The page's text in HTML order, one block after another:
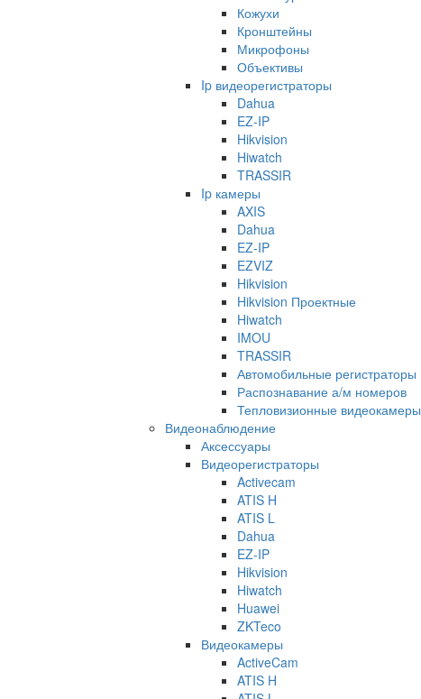
Кожухи
Кронштейны
Микрофоны
Объективы
Ip видеорегистраторы
Dahua
EZ-IP
Hikvision
Hiwatch
TRASSIR
Ip камеры
AXIS
Dahua
EZ-IP
EZVIZ
Hikvision
Hikvision Проектные
Hiwatch
IMOU
TRASSIR
Автомобильные регистраторы
Распознавание а/м номеров
Тепловизионные видеокамеры
Видеонаблюдение
Аксессуары
Видеорегистраторы
Activecam
ATIS H
ATIS L
Dahua
EZ-IP
Hikvision
Hiwatch
Huawei
ZKTeco
Видеокамеры
ActiveCam
ATIS H